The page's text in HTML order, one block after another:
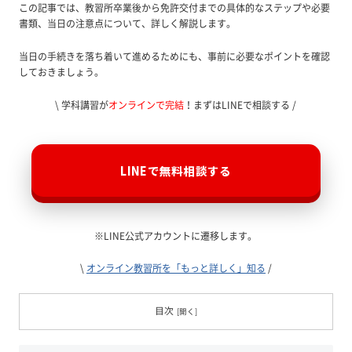
この記事では、教習所卒業後から免許交付までの具体的なステップや必要
書類、当日の注意点について、詳しく解説します。
当日の手続きを落ち着いて進めるためにも、事前に必要なポイントを確認
しておきましょう。
\ 学科講習がオンラインで完結 ！まずはLINEで相談する /
LINEで無料相談する
※LINE公式アカウントに遷移します。
\ オンライン教習所を「もっと詳しく」知る /
目次